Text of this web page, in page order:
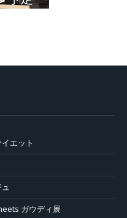
エット
ガウディ展